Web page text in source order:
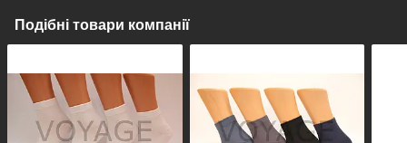
Подібні товари компанії